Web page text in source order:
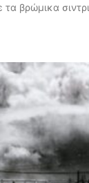
τα βρώμικα